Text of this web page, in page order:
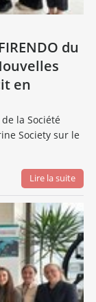
du
en
la Société
Society sur le
Lire la suite